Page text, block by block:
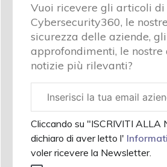
Vuoi ricevere gli articoli di
Cybersecurity360, le
sicurezza delle aziende, gli
approfondimenti, le nostre
notizie più rilevanti?
aziendale
Cliccando su "ISCRIVITI ALLA
dichiaro di aver letto l'
voler ricevere la Newsletter.